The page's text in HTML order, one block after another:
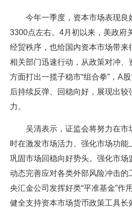
今年一季度，资本市场表现良
3300点左右。4月初以来，美政府
经贸秩序，也给国内资本市场带来
相关部门迅速行动，从政策对冲、
方面打出一揽子稳市“组合拳”，A
后持续反弹、回稳向好，展现出较
力。
吴清表示，证监会将努力在市场
时在激发市场活力、强化市场功能
巩固市场回稳向好势头。强化市场
动态完善应对各类外部风险冲击的
央汇金公司发挥好类“平准基金”作
健全支持资本市场货币政策工具长